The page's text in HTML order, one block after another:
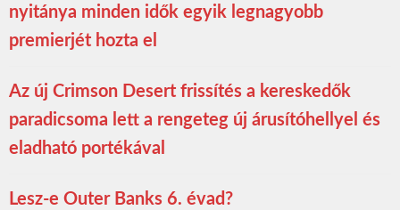
nyitánya minden idők egyik legnagyobb
premierjét hozta el
Az új Crimson Desert frissítés a kereskedők
paradicsoma lett a rengeteg új árusítóhellyel és
eladható portékával
Lesz-e Outer Banks 6. évad?